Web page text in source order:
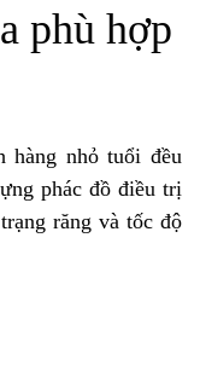
phù hợp
hàng nhỏ tuổi đều
phác đồ điều trị
răng và tốc độ